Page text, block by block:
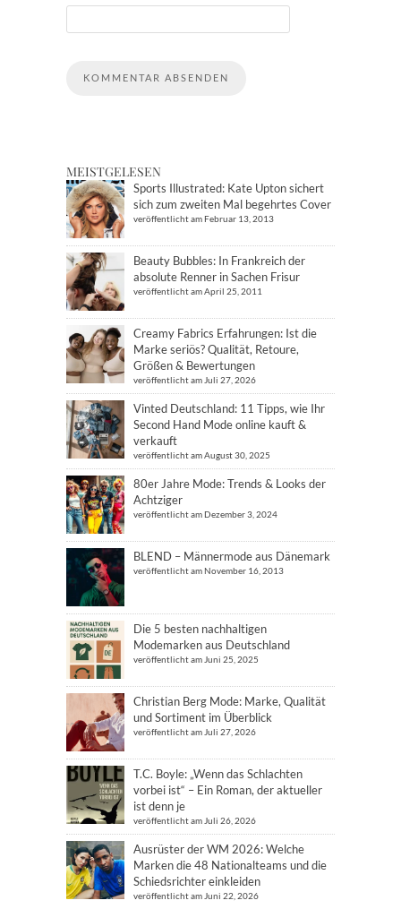
MEISTGELESEN
Sports Illustrated: Kate Upton sichert
sich zum zweiten Mal begehrtes Cover
veröffentlicht am Februar 13, 2013
Beauty Bubbles: In Frankreich der
absolute Renner in Sachen Frisur
veröffentlicht am April 25, 2011
Creamy Fabrics Erfahrungen: Ist die
Marke seriös? Qualität, Retoure,
Größen & Bewertungen
veröffentlicht am Juli 27, 2026
Vinted Deutschland: 11 Tipps, wie Ihr
Second Hand Mode online kauft &
verkauft
veröffentlicht am August 30, 2025
80er Jahre Mode: Trends & Looks der
Achtziger
veröffentlicht am Dezember 3, 2024
BLEND – Männermode aus Dänemark
veröffentlicht am November 16, 2013
Die 5 besten nachhaltigen
Modemarken aus Deutschland
veröffentlicht am Juni 25, 2025
Christian Berg Mode: Marke, Qualität
und Sortiment im Überblick
veröffentlicht am Juli 27, 2026
T.C. Boyle: „Wenn das Schlachten
vorbei ist“ – Ein Roman, der aktueller
ist denn je
veröffentlicht am Juli 26, 2026
Ausrüster der WM 2026: Welche
Marken die 48 Nationalteams und die
Schiedsrichter einkleiden
veröffentlicht am Juni 22, 2026